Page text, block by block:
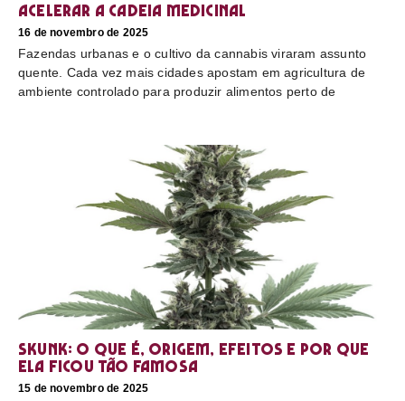
acelerar a cadeia medicinal
16 de novembro de 2025
Fazendas urbanas e o cultivo da cannabis viraram assunto
quente. Cada vez mais cidades apostam em agricultura de
ambiente controlado para produzir alimentos perto de
Skunk: o que é, origem, efeitos e por que
ela ficou tão famosa
15 de novembro de 2025